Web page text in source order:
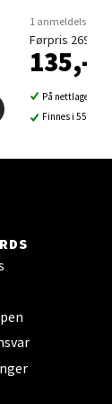
1 anmeldelse
Førpris 269,-
135,-
På nettlager
Finnes i 55